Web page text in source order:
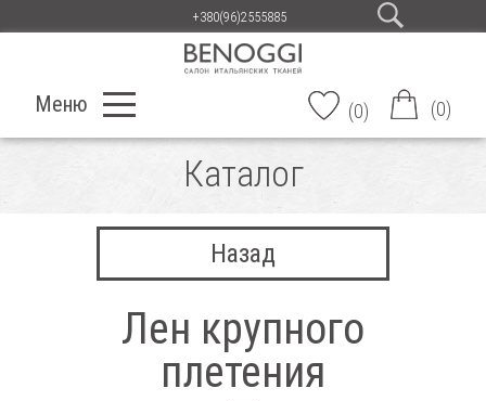
+380(96)2555885
Меню (0) (0)
Каталог
Назад
Лен крупного
плетения